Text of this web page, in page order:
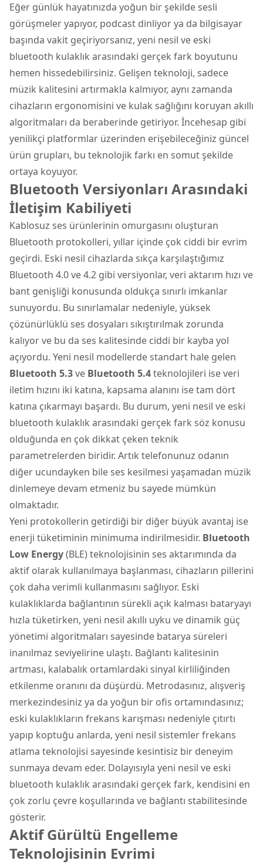
Eğer günlük hayatınızda yoğun bir şekilde sesli
görüşmeler yapıyor, podcast dinliyor ya da bilgisayar
başında vakit geçiriyorsanız, yeni nesil ve eski
bluetooth kulaklık arasındaki gerçek fark boyutunu
hemen hissedebilirsiniz. Gelişen teknoloji, sadece
müzik kalitesini artırmakla kalmıyor, aynı zamanda
cihazların ergonomisini ve kulak sağlığını koruyan akıllı
algoritmaları da beraberinde getiriyor. İncehesap gibi
yenilikçi platformlar üzerinden erişebileceğiniz güncel
ürün grupları, bu teknolojik farkı en somut şekilde
ortaya koyuyor.
Bluetooth Versiyonları Arasındaki
İletişim Kabiliyeti
Kablosuz ses ürünlerinin omurgasını oluşturan
Bluetooth protokolleri, yıllar içinde çok ciddi bir evrim
geçirdi. Eski nesil cihazlarda sıkça karşılaştığımız
Bluetooth 4.0 ve 4.2 gibi versiyonlar, veri aktarım hızı ve
bant genişliği konusunda oldukça sınırlı imkanlar
sunuyordu. Bu sınırlamalar nedeniyle, yüksek
çözünürlüklü ses dosyaları sıkıştırılmak zorunda
kalıyor ve bu da ses kalitesinde ciddi bir kayba yol
açıyordu. Yeni nesil modellerde standart hale gelen
Bluetooth 5.3ve Bluetooth 5.4teknolojileri ise veri
iletim hızını iki katına, kapsama alanını ise tam dört
katına çıkarmayı başardı. Bu durum, yeni nesil ve eski
bluetooth kulaklık arasındaki gerçek fark söz konusu
olduğunda en çok dikkat çeken teknik
parametrelerden biridir. Artık telefonunuz odanın
diğer ucundayken bile ses kesilmesi yaşamadan müzik
dinlemeye devam etmeniz bu sayede mümkün
olmaktadır.
Yeni protokollerin getirdiği bir diğer büyük avantaj ise
enerji tüketiminin minimuma indirilmesidir. Bluetooth
Low Energy(BLE) teknolojisinin ses aktarımında da
aktif olarak kullanılmaya başlanması, cihazların pillerini
çok daha verimli kullanmasını sağlıyor. Eski
kulaklıklarda bağlantının sürekli açık kalması bataryayı
hızla tüketirken, yeni nesil akıllı uyku ve dinamik güç
yönetimi algoritmaları sayesinde batarya süreleri
inanılmaz seviyelirine ulaştı. Bağlantı kalitesinin
artması, kalabalık ortamlardaki sinyal kirliliğinden
etkilenme oranını da düşürdü. Metrodasınız, alışveriş
merkezindesiniz ya da yoğun bir ofis ortamındasınız;
eski kulaklıkların frekans karışması nedeniyle çıtırtı
yapıp koptuğu anlarda, yeni nesil sistemler frekans
atlama teknolojisi sayesinde kesintisiz bir deneyim
sunmaya devam eder. Dolayısıyla yeni nesil ve eski
bluetooth kulaklık arasındaki gerçek fark, kendisini en
çok zorlu çevre koşullarında ve bağlantı stabilitesinde
gösterir.
Aktif Gürültü Engelleme
Teknolojisinin Evrimi